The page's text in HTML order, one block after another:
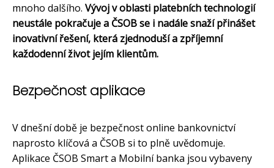
mnoho dalšího. Vývoj v oblasti platebních technologií
neustále pokračuje a ČSOB se i nadále snaží přinášet
inovativní řešení, která zjednoduší a zpříjemní
každodenní život jejím klientům.
Bezpečnost aplikace
V dnešní době je bezpečnost online bankovnictví
naprosto klíčová a ČSOB si to plně uvědomuje.
Aplikace ČSOB Smart a Mobilní banka jsou vybaveny